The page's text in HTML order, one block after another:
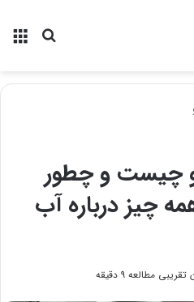
چیست و چطور
چیز درباره آب
مطالعه ۹ دقیقه